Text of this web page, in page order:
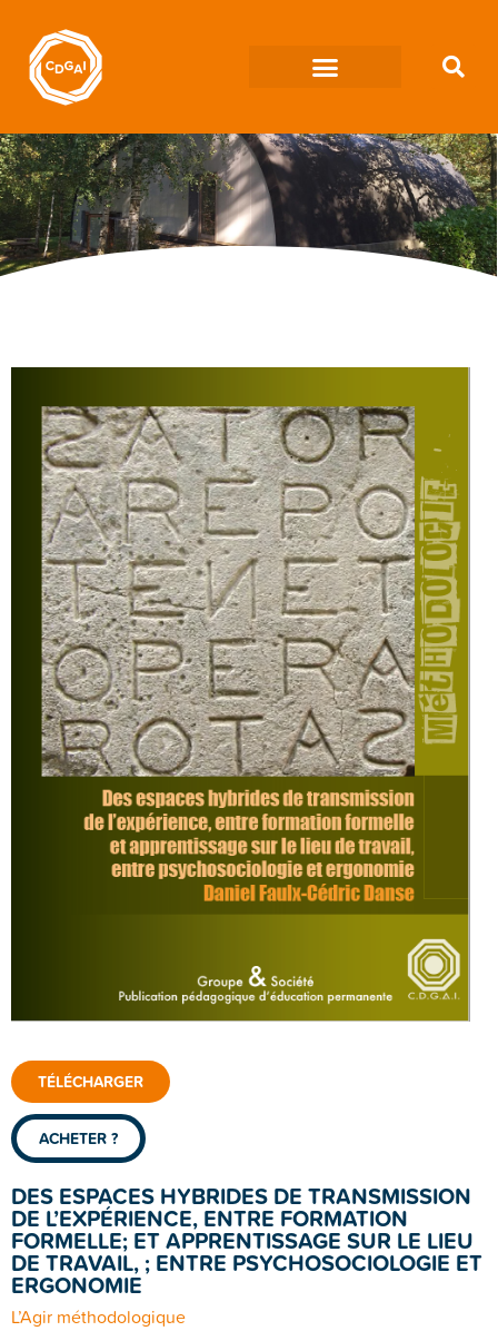
TÉLÉCHARGER
ACHETER ?
DES ESPACES HYBRIDES DE TRANSMISSION
DE L’EXPÉRIENCE, ENTRE FORMATION
FORMELLE; ET APPRENTISSAGE SUR LE LIEU
DE TRAVAIL, ; ENTRE PSYCHOSOCIOLOGIE ET
ERGONOMIE
L’Agir méthodologique